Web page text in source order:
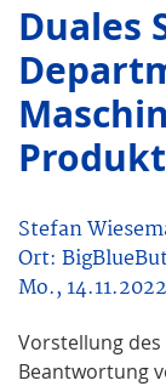
Duales
Stefan
Ort:
Mo.,
Vorstellung
Beantwortung